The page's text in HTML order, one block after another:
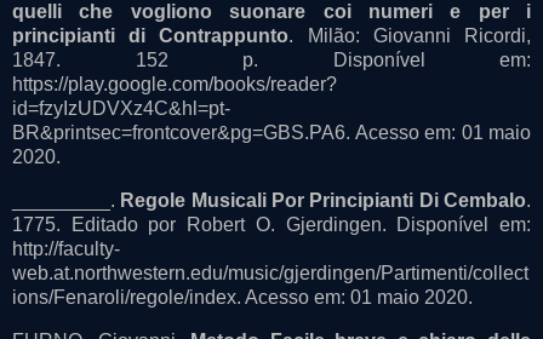
quelli che vogliono suonare coi numeri e per i
principianti di Contrappunto. Milão: Giovanni Ricordi,
1847. 152 p. Disponível em:
https://play.google.com/books/reader?
id=fzyIzUDVXz4C&hl=pt-
BR&printsec=frontcover&pg=GBS.PA6. Acesso em: 01 maio
2020.
_________. Regole Musicali Por Principianti Di Cembalo.
1775. Editado por Robert O. Gjerdingen. Disponível em:
http://faculty-
web.at.northwestern.edu/music/gjerdingen/Partimenti/collect
ions/Fenaroli/regole/index. Acesso em: 01 maio 2020.